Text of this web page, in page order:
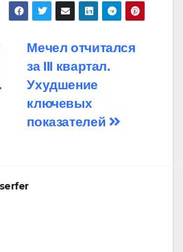
Мечел отчитался
за III квартал.
Ухудшение
ключевых
показателей
serfer